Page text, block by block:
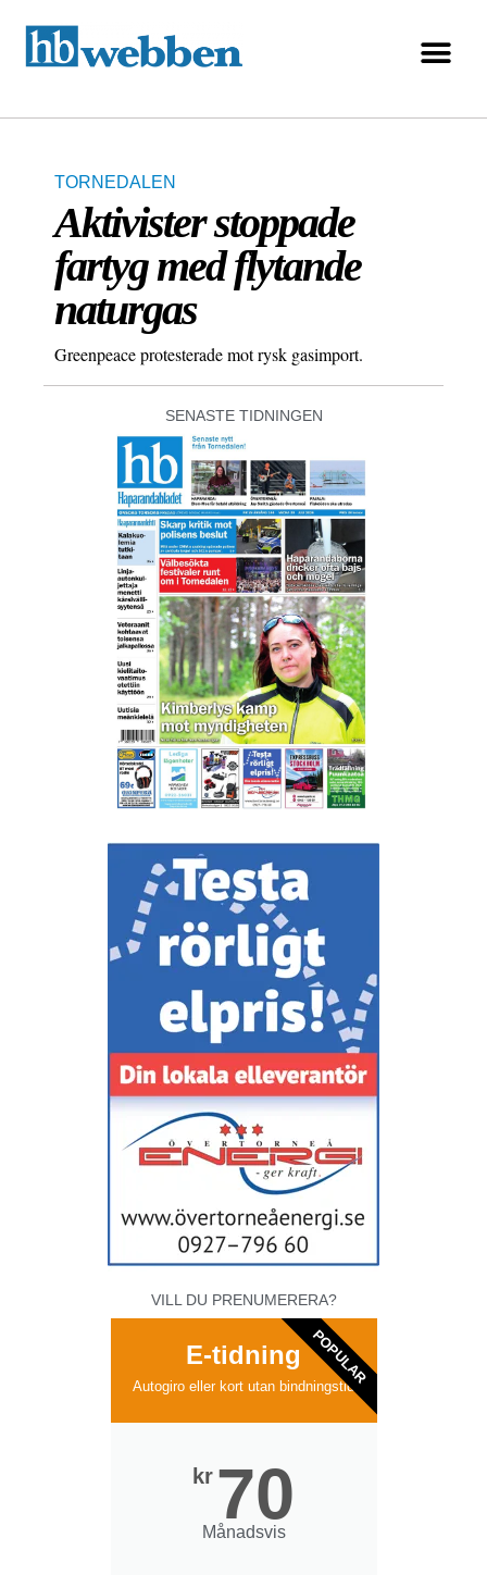
TORNEDALEN
Aktivister stoppade
fartyg med flytande
naturgas
Greenpeace protesterade mot rysk gasimport.
SENASTE TIDNINGEN
VILL DU PRENUMERERA?
E-tidning
Autogiro eller kort utan bindningstid
kr 70
Månadsvis
POPULAR